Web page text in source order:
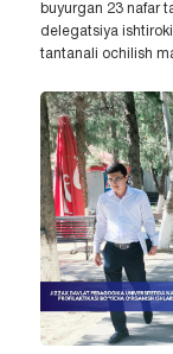
buyurgan 23 nafar
delegatsiya
tantanali ochilish